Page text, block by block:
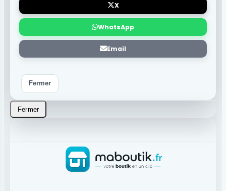
X
WhatsApp
Email
Fermer
Fermer